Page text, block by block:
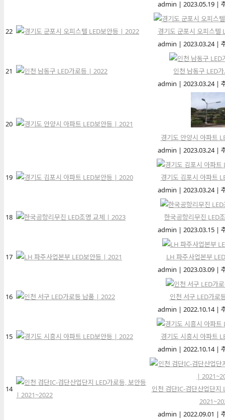
admin | 2023.05.19 |
22
경기도 군포시 오피스텔
admin | 2023.03.24 |
21
인천 남동구 LED
admin | 2023.03.24 |
20
경기도 안양시 아파트
admin | 2023.03.24 |
19
경기도 김포시 아파트
admin | 2023.03.24 |
18
한국공항리무진 LED
admin | 2023.03.15 |
17
LH 파주사업본부
admin | 2023.03.09 |
16
인천 서구 LED가로
admin | 2022.10.14 |
15
경기도 시흥시 아파트
admin | 2022.10.14 |
14
인천 검단IC-검단산업단지
admin | 2022.09.01 |